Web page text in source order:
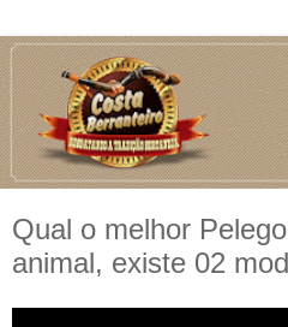
Qual o melhor
animal, existe 02